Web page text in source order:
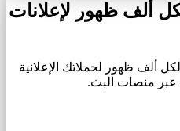
ألف ظهور لإعلانات
ألف ظهور لحملاتك الإعلانية